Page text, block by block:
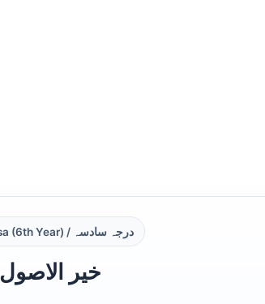
Sadesa (6th Year) / درجہ سادسہ
Khair ul Usool خیر الاصول